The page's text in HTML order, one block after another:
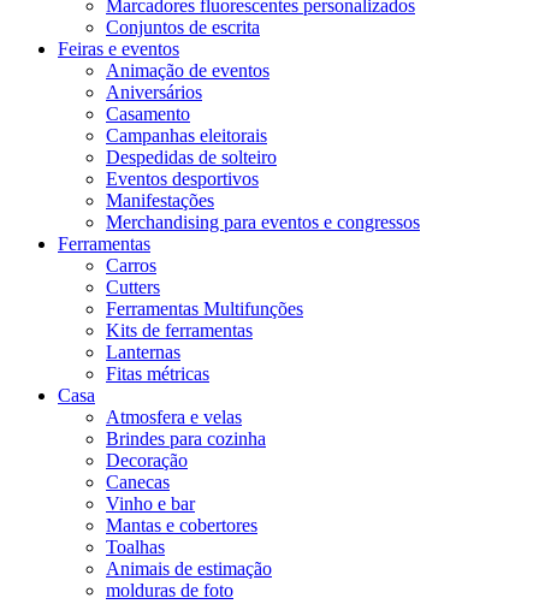
Marcadores fluorescentes personalizados
Conjuntos de escrita
Feiras e eventos
Animação de eventos
Aniversários
Casamento
Campanhas eleitorais
Despedidas de solteiro
Eventos desportivos
Manifestações
Merchandising para eventos e congressos
Ferramentas
Carros
Cutters
Ferramentas Multifunções
Kits de ferramentas
Lanternas
Fitas métricas
Casa
Atmosfera e velas
Brindes para cozinha
Decoração
Canecas
Vinho e bar
Mantas e cobertores
Toalhas
Animais de estimação
molduras de foto